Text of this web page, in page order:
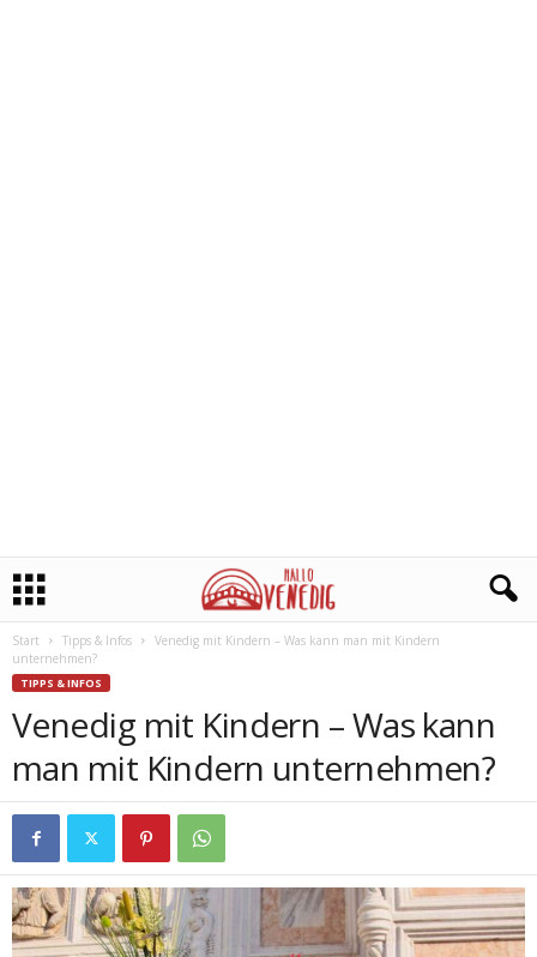
Start Tipps & Infos
Venedig mit Kindern – Was kann man mit Kindern
unternehmen?
TIPPS & INFOS
Venedig mit Kindern – Was kann
man mit Kindern unternehmen?